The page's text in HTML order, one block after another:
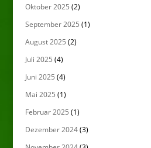
Oktober 2025 (2)
September 2025 (1)
August 2025 (2)
Juli 2025 (4)
Juni 2025 (4)
Mai 2025 (1)
Februar 2025 (1)
Dezember 2024(3)